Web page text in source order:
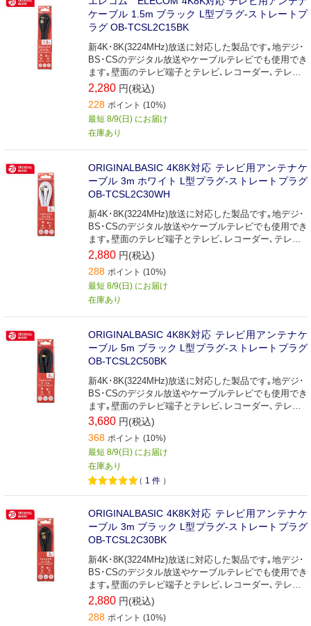
ケーブル 1.5m ブラック L型プラグ-ストレートプ
ラグ OB-TCSL2C15BK
新4K･8K(3224MHz)放送に対応した製品です｡地デジ･
BS･CSのデジタル放送やケーブルテレビでも使用でき
ます｡壁面のテレビ端子とテレビ､レコーダー､テレビ
チューナー付パソコンなどの接続に最適な接続ケーブ
ルです(1.5m)｡
2,280 円(税込)
228 ポイント (10%)
最短 8/9(日) にお届け
在庫あり
ORIGINALBASIC 4K8K対応 テレビ用アンテナケ
ーブル 3m ホワイト L型プラグ-ストレートプラグ
OB-TCSL2C30WH
新4K･8K(3224MHz)放送に対応した製品です｡地デジ･
BS･CSのデジタル放送やケーブルテレビでも使用でき
ます｡壁面のテレビ端子とテレビ､レコーダー､テレビ
チューナー付パソコンなどの接続に最適な接続ケーブ
ルです(3m)｡
2,880 円(税込)
288 ポイント (10%)
最短 8/9(日) にお届け
在庫あり
ORIGINALBASIC 4K8K対応 テレビ用アンテナケ
ーブル 5m ブラック L型プラグ-ストレートプラグ
OB-TCSL2C50BK
新4K･8K(3224MHz)放送に対応した製品です｡地デジ･
BS･CSのデジタル放送やケーブルテレビでも使用でき
ます｡壁面のテレビ端子とテレビ､レコーダー､テレビ
チューナー付パソコンなどの接続に最適な接続ケーブ
ルです(5m)｡
3,680 円(税込)
368 ポイント (10%)
最短 8/9(日) にお届け
在庫あり
（ 1 件 ）
ORIGINALBASIC 4K8K対応 テレビ用アンテナケ
ーブル 3m ブラック L型プラグ-ストレートプラグ
OB-TCSL2C30BK
新4K･8K(3224MHz)放送に対応した製品です｡地デジ･
BS･CSのデジタル放送やケーブルテレビでも使用でき
ます｡壁面のテレビ端子とテレビ､レコーダー､テレビ
チューナー付パソコンなどの接続に最適な接続ケーブ
ルです(3m)｡
2,880 円(税込)
288 ポイント (10%)